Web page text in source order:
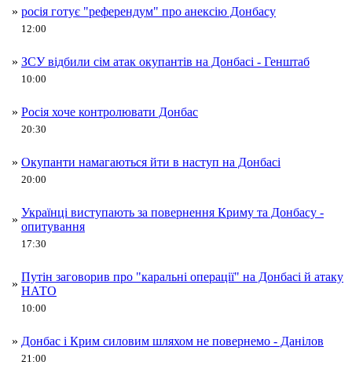
» росія готує "референдум" про анексію Донбасу
12:00
» ЗСУ відбили сім атак окупантів на Донбасі - Генштаб
10:00
» Росія хоче контролювати Донбас
20:30
» Окупанти намагаються йти в наступ на Донбасі
20:00
»
Українці виступають за повернення Криму та Донбасу -
опитування
17:30
»
Путін заговорив про "каральні операції" на Донбасі й атаку
НАТО
10:00
» Донбас і Крим силовим шляхом не повернемо - Данілов
21:00